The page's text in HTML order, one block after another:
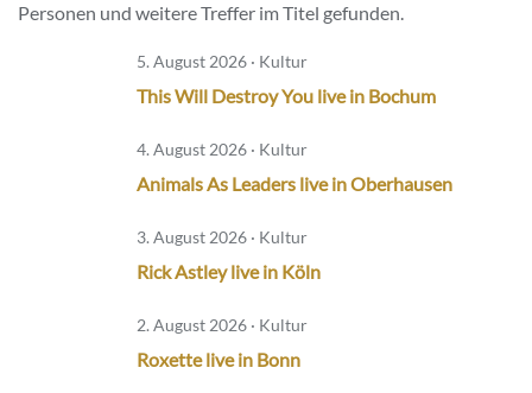
Personen und weitere Treffer im Titel gefunden.
5. August 2026 · Kultur
This Will Destroy You live in Bochum
4. August 2026 · Kultur
Animals As Leaders live in Oberhausen
3. August 2026 · Kultur
Rick Astley live in Köln
2. August 2026 · Kultur
Roxette live in Bonn